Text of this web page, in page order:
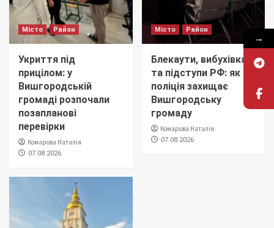
Місто Район
Укриття під
прицілом: у
Вишгородській
громаді розпочали
позапланові
перевірки
Комарова Наталія
07.08.2026
Місто Район
Блекаути, вибухівка
та підступи РФ: як
поліція захищає
Вишгородську
громаду
Комарова Наталія
07.08.2026
→